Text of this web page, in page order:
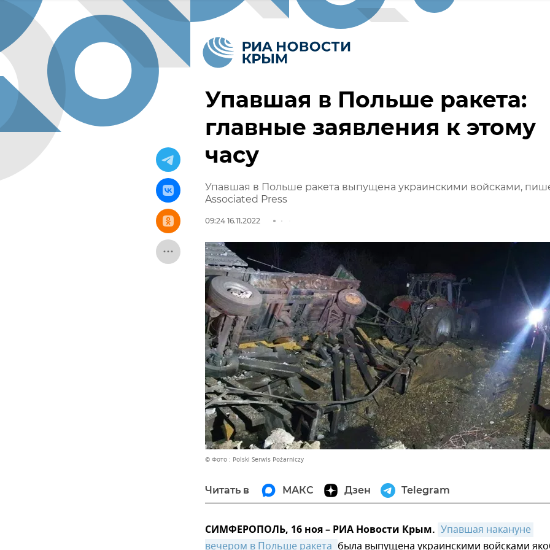
Упавшая в Польше ракета:
главные заявления к этому
часу
Упавшая в Польше ракета выпущена украинскими войсками,
Associated Press
09:24 16.11.2022
© Фото : Polski Serwis Pożarniczy
Читать в МАКС Дзен Telegram
СИМФЕРОПОЛЬ, 16 ноя – РИА Новости Крым. Упавшая накануне
вечером в Польше ракета была выпущена украинскими войсками